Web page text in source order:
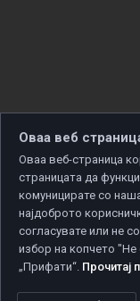
Copyright © 2026
Оваа веб
Оваа веб-страница
страницата да
комуницирате со
најдоброто
согласувате или не
избор на копчето "Не
„Прифати“. Прочитај